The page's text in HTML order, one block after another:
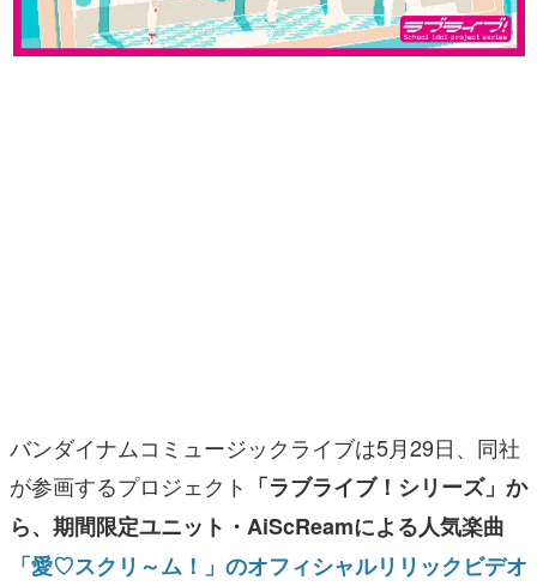
なんでゲームは面白い？
アプリレビュー
その他
電ファミニコゲーマーとは？
バンダイナムコミュージックライブは5月29日、同社
が参画するプロジェクト 「ラブライブ！シリーズ」か
ら、期間限定ユニット・AiScReamによる人気楽曲
「愛♡スクリ～ム！」のオフィシャルリリックビデオ